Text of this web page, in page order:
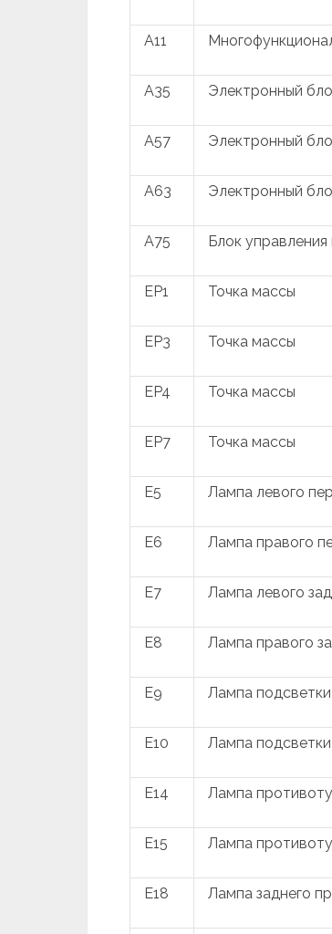
A11
A35 Электронный
A57 Электронный
A63 Электронный
A75 Блок
EP1 Точка массы
EP3 Точка массы
EP4 Точка массы
EP7 Точка массы
E5 Лампа левого
E6 Лампа правого
E7 Лампа левого
E8 Лампа правого
E9 Лампа
E10 Лампа
E14 Лампа
E15 Лампа
E18 Лампа заднего